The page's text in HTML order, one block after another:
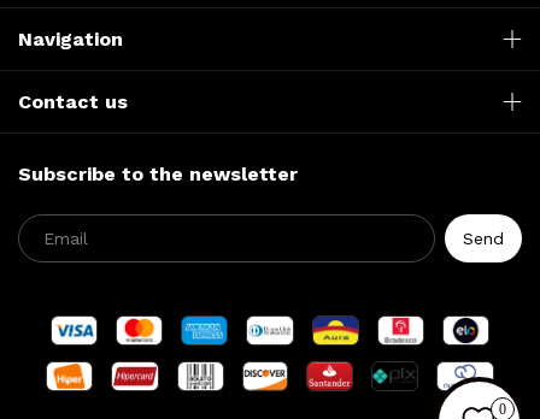
Navigation
Contact us
Subscribe to the newsletter
0